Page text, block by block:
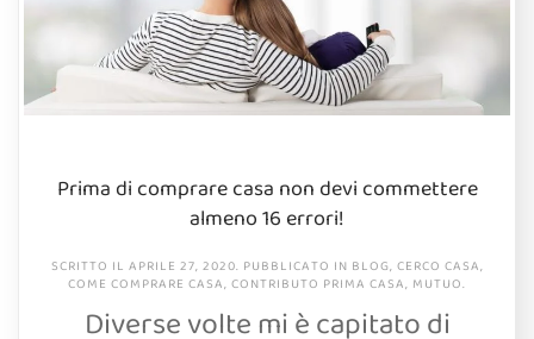
Prima di comprare casa non devi commettere
almeno 16 errori!
SCRITTO IL APRILE 27, 2020. PUBBLICATO IN BLOG, CERCO CASA,
COME COMPRARE CASA, CONTRIBUTO PRIMA CASA, MUTUO.
Diverse volte mi è capitato di